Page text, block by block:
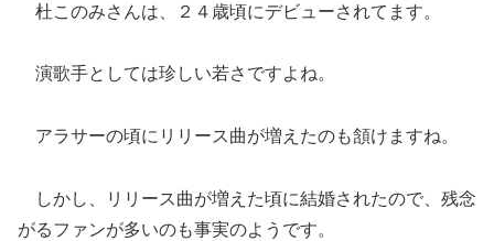
杜このみさんは、２４歳頃にデビューされてます。
演歌手としては珍しい若さですよね。
アラサーの頃にリリース曲が増えたのも頷けますね。
しかし、リリース曲が増えた頃に結婚されたので、 残念
がるファンが多いのも事実のようです。